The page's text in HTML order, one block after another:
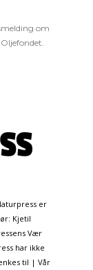
om
er
Kjetil
Vær
har ikke
til | Vår